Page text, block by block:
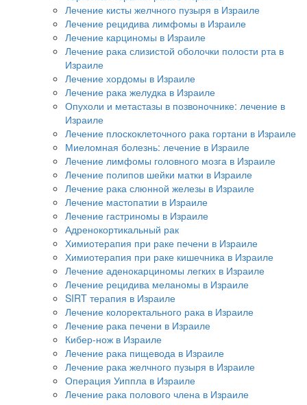
Лечение кисты желчного пузыря в Израиле
Лечение рецидива лимфомы в Израиле
Лечение карциномы в Израиле
Лечение рака слизистой оболочки полости рта в
Израиле
Лечение хордомы в Израиле
Лечение рака желудка в Израиле
Опухоли и метастазы в позвоночнике: лечение в
Израиле
Лечение плоскоклеточного рака гортани в Израиле
Миеломная болезнь: лечение в Израиле
Лечение лимфомы головного мозга в Израиле
Лечение полипов шейки матки в Израиле
Лечение рака слюнной железы в Израиле
Лечение мастопатии в Израиле
Лечение гастриномы в Израиле
Адренокортикальный рак
Химиотерапия при раке печени в Израиле
Химиотерапия при раке кишечника в Израиле
Лечение аденокарциномы легких в Израиле
Лечение рецидива меланомы в Израиле
SIRT терапия в Израиле
Лечение колоректального рака в Израиле
Лечение рака печени в Израиле
Кибер-нож в Израиле
Лечение рака пищевода в Израиле
Лечение рака желчного пузыря в Израиле
Операция Уиппла в Израиле
Лечение рака полового члена в Израиле